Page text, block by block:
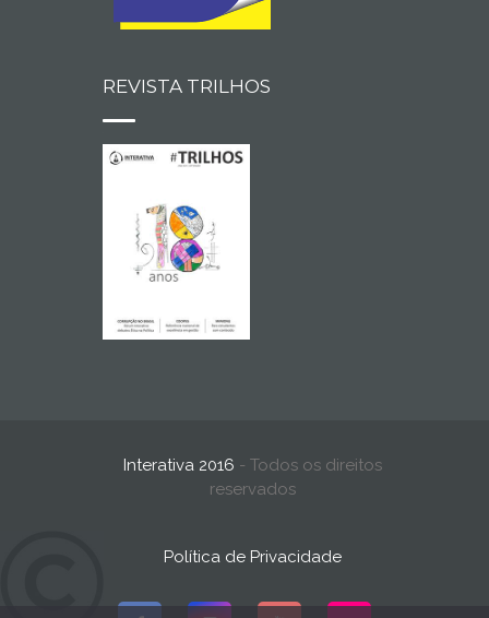
REVISTA TRILHOS
Interativa 2016 - Todos os direitos
reservados
Política de Privacidade